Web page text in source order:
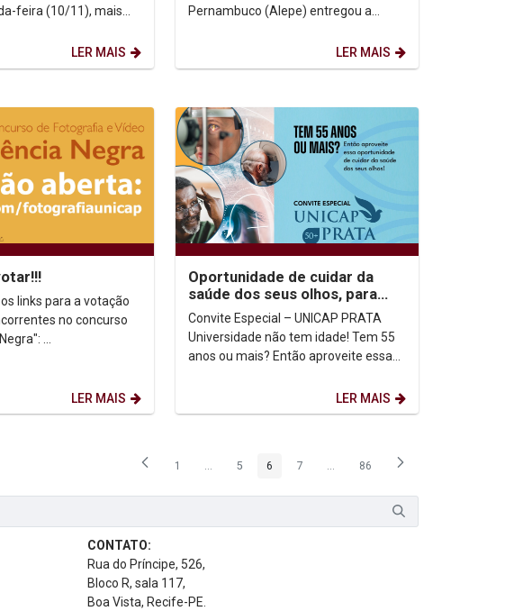
feira (10/11), mais
LER MAIS
Pernambuco (Alepe) entregou a
personalidades e instituições que se...
LER MAIS
links para a votação
no concurso
...
LER MAIS
Oportunidade de cuidar da
saúde dos seus olhos, para
quem tem 55 anos ou mais
Convite Especial – UNICAP PRATA
Universidade não tem idade! Tem 55
anos ou mais? Então aproveite essa
LER MAIS
Página
1 ...Páginas intermediárias Usar ABA para navegar.
Página
5 Página
6 Página
7 ...Páginas intermediárias Usar ABA
Página
86
CONTATO:
Rua do Príncipe, 526,
Bloco R, sala 117,
Boa Vista, Recife-PE.